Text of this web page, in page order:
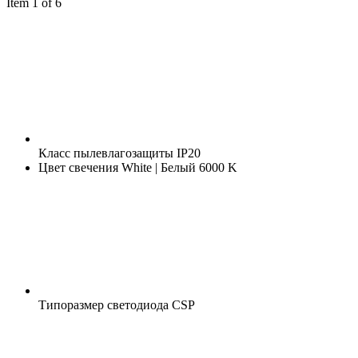
Класс пылевлагозащиты IP20
Цвет свечения White | Белый 6000 K
Типоразмер светодиода CSP